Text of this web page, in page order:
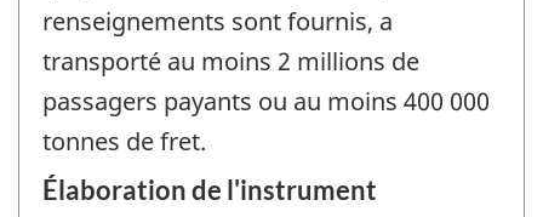
renseignements sont fournis, a
transporté au moins 2 millions de
passagers payants ou au moins 400 000
tonnes de fret.
Élaboration de l'instrument